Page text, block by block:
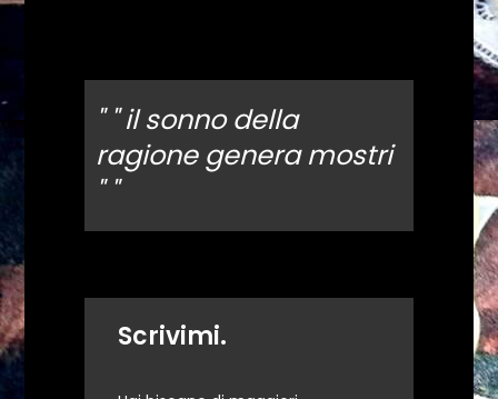
" " il sonno della
ragione genera mostri
" "
Scrivimi.